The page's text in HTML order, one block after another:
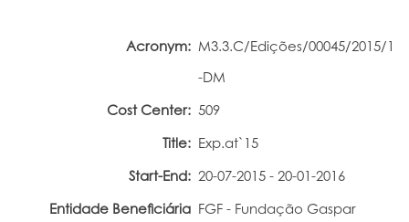
Acronym: M3.3.C/Edições/00045/2015/1
-DM
Cost Center: 509
Title: Exp.at`15
Start-End: 20-07-2015 - 20-01-2016
Entidade Beneficiária FGF - Fundação Gaspar